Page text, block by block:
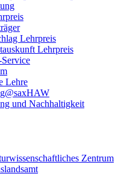
Lehrpreis
Lehrpreis
Lehre
und Nachhaltigkeit
Zentrum